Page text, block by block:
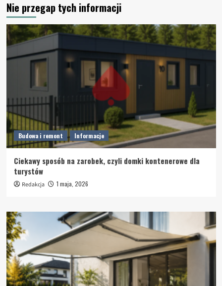
Nie przegap tych informacji
Budowa i remont Informacje
Ciekawy sposób na zarobek, czyli domki kontenerowe dla
turystów
Redakcja 1 maja, 2026